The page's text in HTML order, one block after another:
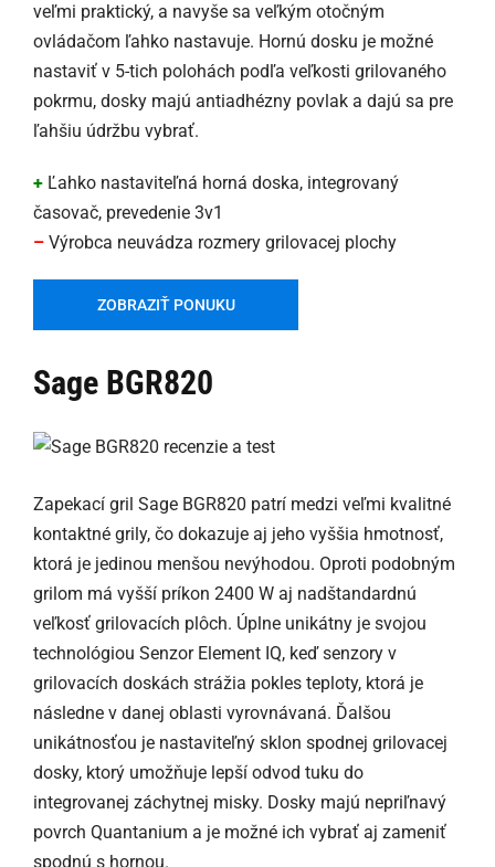
veľmi praktický, a navyše sa veľkým otočným
ovládačom ľahko nastavuje. Hornú dosku je možné
nastaviť v 5-tich polohách podľa veľkosti grilovaného
pokrmu, dosky majú antiadhézny povlak a dajú sa pre
ľahšiu údržbu vybrať.
+ Ľahko nastaviteľná horná doska, integrovaný
časovač, prevedenie 3v1
– Výrobca neuvádza rozmery grilovacej plochy
ZOBRAZIŤ PONUKU
Sage BGR820
Zapekací gril Sage BGR820 patrí medzi veľmi kvalitné
kontaktné grily, čo dokazuje aj jeho vyššia hmotnosť,
ktorá je jedinou menšou nevýhodou. Oproti podobným
grilom má vyšší príkon 2400 W aj nadštandardnú
veľkosť grilovacích plôch. Úplne unikátny je svojou
technológiou Senzor Element IQ, keď senzory v
grilovacích doskách strážia pokles teploty, ktorá je
následne v danej oblasti vyrovnávaná. Ďalšou
unikátnosťou je nastaviteľný sklon spodnej grilovacej
dosky, ktorý umožňuje lepší odvod tuku do
integrovanej záchytnej misky. Dosky majú nepriľnavý
povrch Quantanium a je možné ich vybrať aj zameniť
spodnú s hornou.